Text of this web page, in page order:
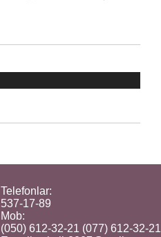
Telefonlar:
537-17-89
Mob:
(050) 612-32-21 (077) 612-32-21